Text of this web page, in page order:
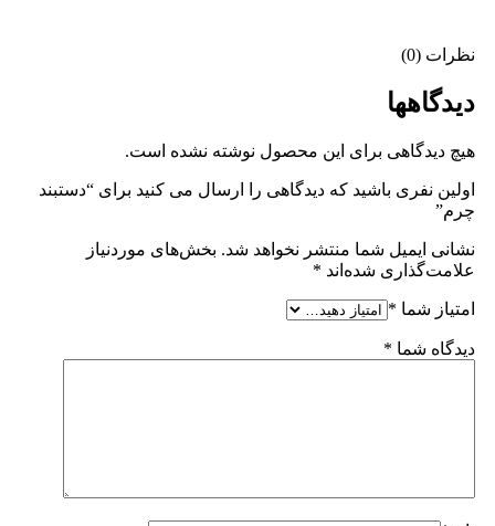
نظرات (0)
دیدگاهها
هیچ دیدگاهی برای این محصول نوشته نشده است.
اولین نفری باشید که دیدگاهی را ارسال می کنید برای “دستبند
چرم”
نشانی ایمیل شما منتشر نخواهد شد. بخش‌های موردنیاز
علامت‌گذاری شده‌اند *
امتیاز شما *
دیدگاه شما *